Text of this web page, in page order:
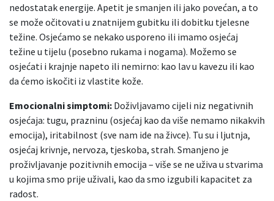
nedostatak energije. Apetit je smanjen ili jako povećan, a to
se može očitovati u znatnijem gubitku ili dobitku tjelesne
težine. Osjećamo se nekako usporeno ili imamo osjećaj
težine u tijelu (posebno rukama i nogama). Možemo se
osjećati i krajnje napeto ili nemirno: kao lav u kavezu ili kao
da ćemo iskočiti iz vlastite kože.
Emocionalni simptomi: Doživljavamo cijeli niz negativnih
osjećaja: tugu, prazninu (osjećaj kao da više nemamo nikakvih
emocija), iritabilnost (sve nam ide na živce). Tu su i ljutnja,
osjećaj krivnje, nervoza, tjeskoba, strah. Smanjeno je
proživljavanje pozitivnih emocija – više se ne uživa u stvarima
u kojima smo prije uživali, kao da smo izgubili kapacitet za
radost.